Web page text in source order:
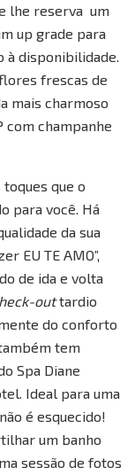
lhe reserva um
up grade para
disponibilidade.
frescas de
mais charmoso
com champanhe
que o
para você. Há
da sua
EU TE AMO”,
de ida e volta
outtardio
do conforto
tem
Spa Diane
Ideal para uma
é esquecido!
um banho
sessão de fotos